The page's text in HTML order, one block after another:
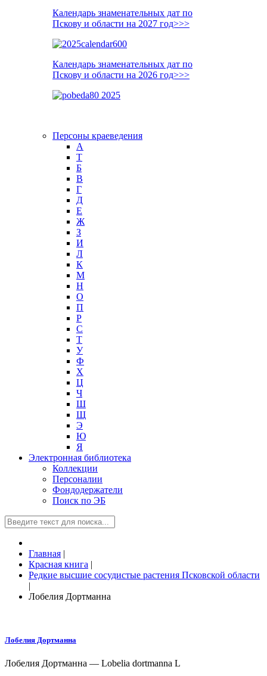
Календарь знаменательных дат по
Пскову и области на 2027 год>>>
Календарь знаменательных дат по
Пскову и области на 2026 год>>>
Персоны краеведения
А
T
Б
В
Г
Д
Е
Ж
З
И
Л
К
М
Н
О
П
Р
С
Т
У
Ф
Х
Ц
Ч
Ш
Щ
Э
Ю
Я
Электронная библиотека
Коллекции
Персоналии
Фондодержатели
Поиск по ЭБ
Главная |
Красная книга |
Редкие высшие сосудистые растения Псковской области
|
Лобелия Дортманна
Лобелия Дортманна
Лобелия Дортманна — Lobelia dortmanna L